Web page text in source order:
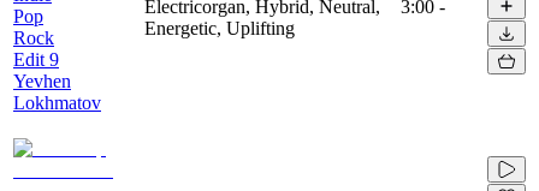
Pop
Rock
Edit 9
Yevhen
Lokhmatov
Electricorgan, Hybrid, Neutral,
Energetic, Uplifting
3:00 -